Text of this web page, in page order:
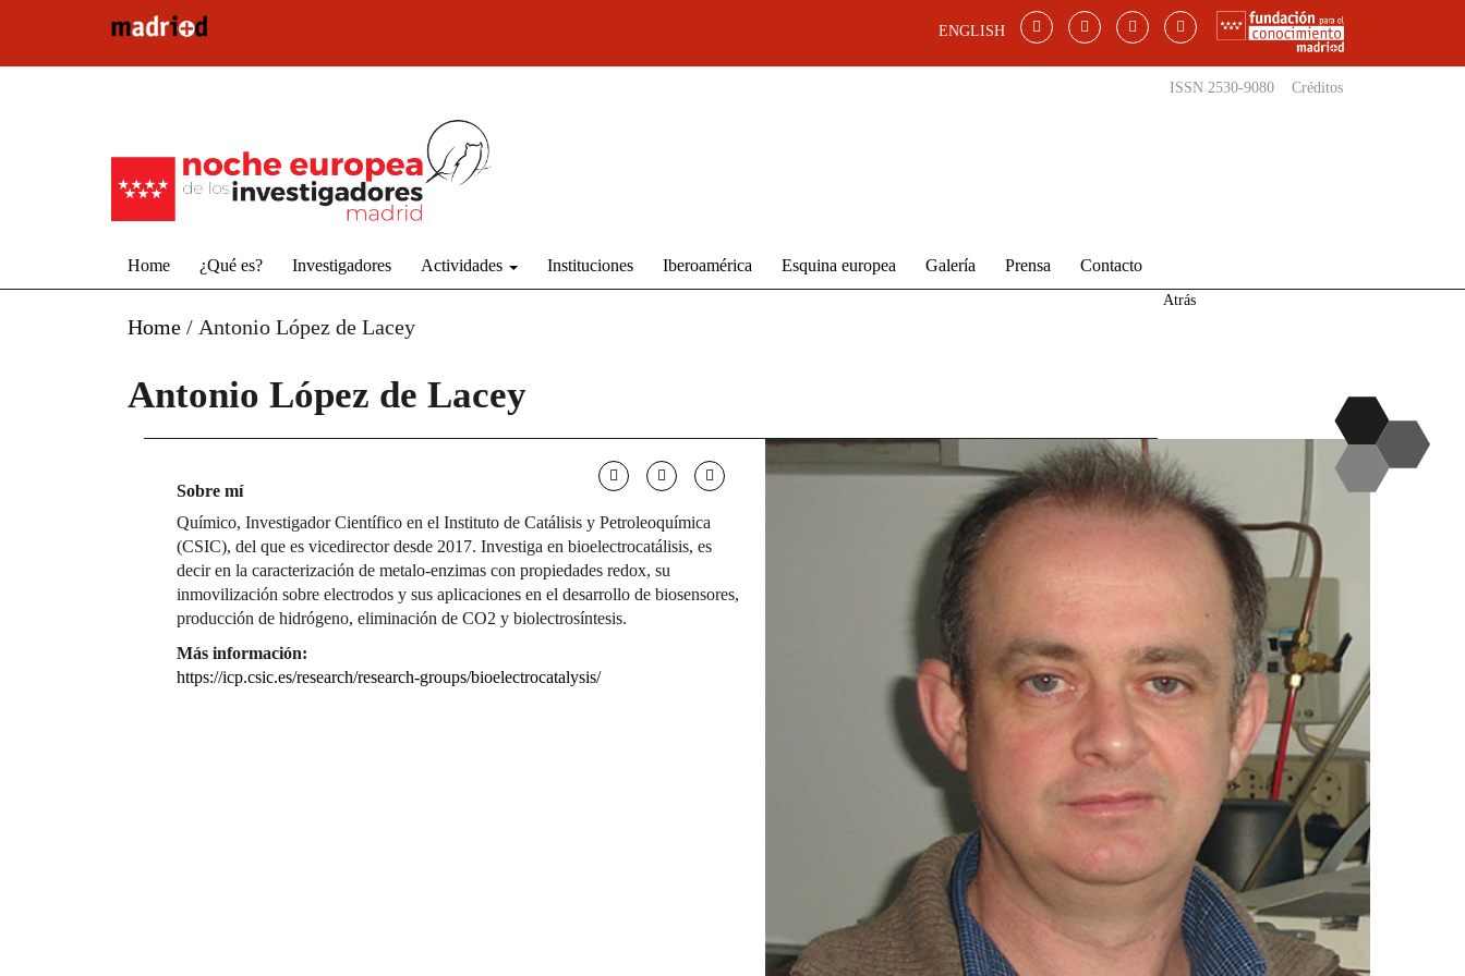
ENGLISH
ISSN 2530-9080 Créditos
Home ¿Qué es? Investigadores Actividades Instituciones Iberoamérica Esquina europea Galería Prensa Contacto
Home / Antonio López de Lacey
Atrás
Antonio López de Lacey
Sobre mí
Químico, Investigador Científico en el Instituto de Catálisis y Petroleoquímica
(CSIC), del que es vicedirector desde 2017. Investiga en bioelectrocatálisis, es
decir en la caracterización de metalo-enzimas con propiedades redox, su
inmovilización sobre electrodos y sus aplicaciones en el desarrollo de biosensores,
producción de hidrógeno, eliminación de CO2 y biolectrosíntesis.
Más información:
https://icp.csic.es/research/research-groups/bioelectrocatalysis/